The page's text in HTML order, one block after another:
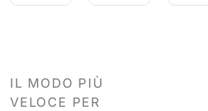
IL MODO PIÙ
VELOCE PER